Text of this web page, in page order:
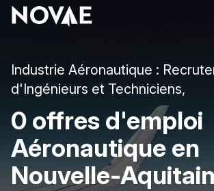
Industrie Aéronautique :
d'Ingénieurs et Techniciens,
0 offres d'emploi
Aéronautique en
Nouvelle-